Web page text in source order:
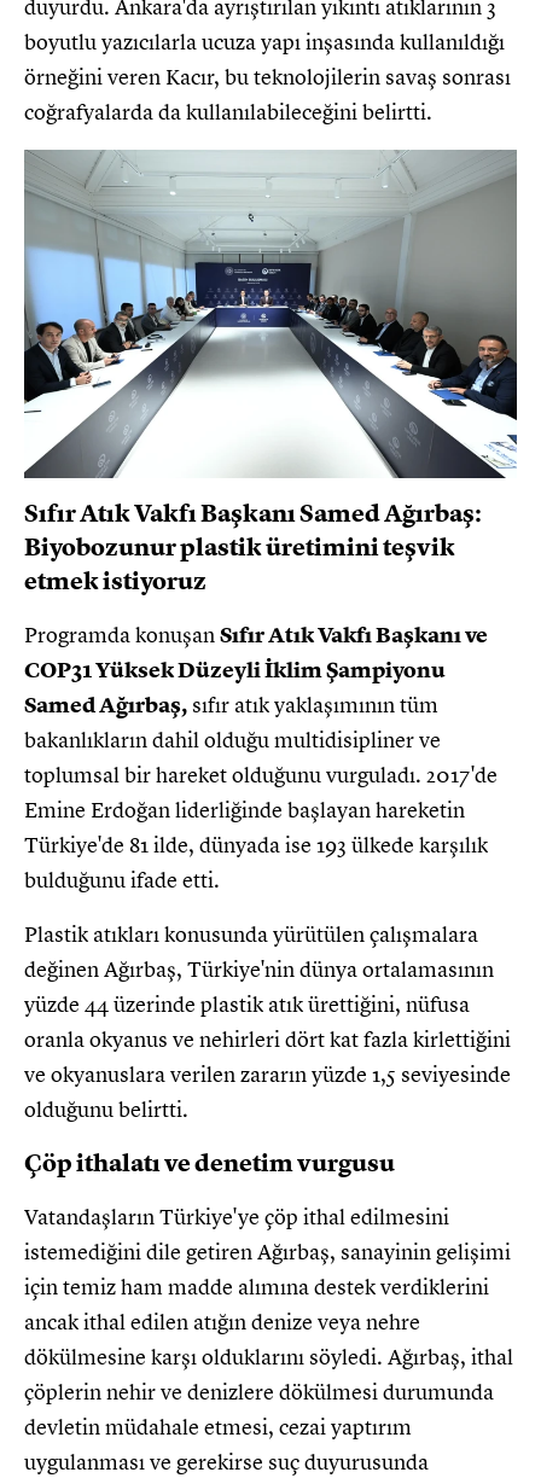
duyurdu. Ankara'da ayrıştırılan yıkıntı atıklarının 3
boyutlu yazıcılarla ucuza yapı inşasında kullanıldığı
örneğini veren Kacır, bu teknolojilerin savaş sonrası
coğrafyalarda da kullanılabileceğini belirtti.
Sıfır Atık Vakfı Başkanı Samed Ağırbaş:
Biyobozunur plastik üretimini teşvik
etmek istiyoruz
Programda konuşanSıfır Atık Vakfı Başkanı ve
COP31 Yüksek Düzeyli İklim Şampiyonu
Samed Ağırbaş,sıfır atık yaklaşımının tüm
bakanlıkların dahil olduğu multidisipliner ve
toplumsal bir hareket olduğunu vurguladı. 2017'de
Emine Erdoğan liderliğinde başlayan hareketin
Türkiye'de 81 ilde, dünyada ise 193 ülkede karşılık
bulduğunu ifade etti.
Plastik atıkları konusunda yürütülen çalışmalara
değinen Ağırbaş, Türkiye'nin dünya ortalamasının
yüzde 44 üzerinde plastik atık ürettiğini, nüfusa
oranla okyanus ve nehirleri dört kat fazla kirlettiğini
ve okyanuslara verilen zararın yüzde 1,5 seviyesinde
olduğunu belirtti.
Çöp ithalatı ve denetim vurgusu
Vatandaşların Türkiye'ye çöp ithal edilmesini
istemediğini dile getiren Ağırbaş, sanayinin gelişimi
için temiz ham madde alımına destek verdiklerini
ancak ithal edilen atığın denize veya nehre
dökülmesine karşı olduklarını söyledi. Ağırbaş, ithal
çöplerin nehir ve denizlere dökülmesi durumunda
devletin müdahale etmesi, cezai yaptırım
uygulanması ve gerekirse suç duyurusunda